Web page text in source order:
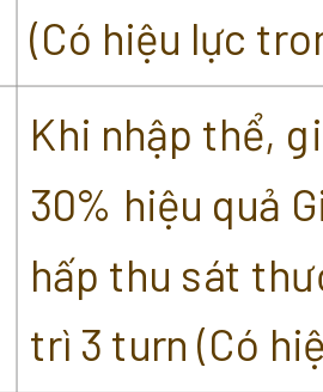
(Có hiệu lực
Khi nhập thể,
30% hiệu quả
hấp thu sát
trì 3 turn (Có